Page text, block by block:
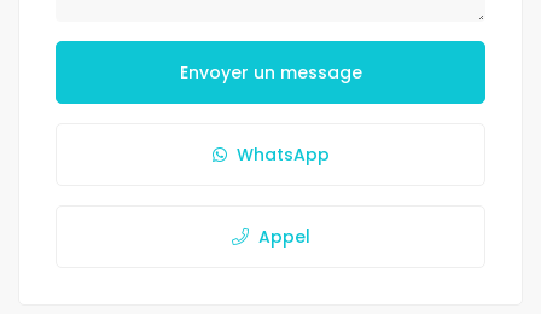
Envoyer un message
WhatsApp
Appel